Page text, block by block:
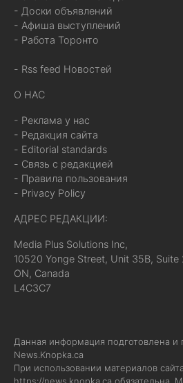
- Доски объявлений
- Афиша выступлений
- Работа Торонто
- Rss feed Новостей
О НАС
- Реклама у нас
- Редакция сайта
- Editorial standards
- Связь с редакцией
- Правила пользования
- Privacy Policy
АДРЕС РЕДАКЦИИ:
Media Plus Solutions Inc,
10520 Yonge Street, Unit 35B, Suite
ON, Canada
L4C3C7
Данная информация подготовлена и
News.Knopka.ca
При использовании материалов